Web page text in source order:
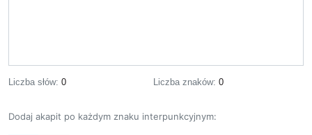
Liczba słów: 0 Liczba znaków: 0
Dodaj akapit po każdym znaku interpunkcyjnym: